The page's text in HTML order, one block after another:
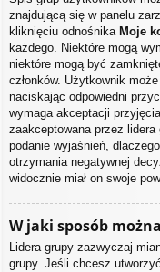
znajdującą się w panelu
kliknięciu odnośnika Moje
każdego. Niektóre mogą
niektóre mogą być
członków. Użytkownik
naciskając odpowiedni
wymaga akceptacji
zaakceptowana przez
podanie wyjaśnień,
otrzymania negatywnej
widocznie miał on swoje
W jaki sposób
Lidera grupy zazwyczaj
grupy. Jeśli chcesz